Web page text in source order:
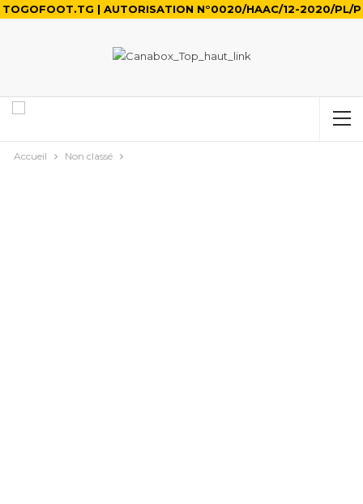
TOGOFOOT.TG | AUTORISATION N°0020/HAAC/12-2020/PL/P
Accueil Non classé